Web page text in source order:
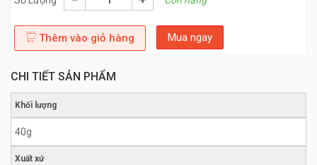
Thêm vào giỏ hàng Mua ngay
CHI TIẾT SẢN PHẨM
Khối lượng
40g
Xuất xứ